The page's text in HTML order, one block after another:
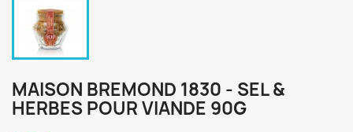
MAISON BREMOND 1830 - SEL &
HERBES POUR VIANDE 90G